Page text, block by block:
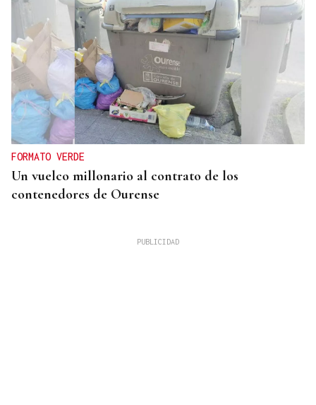
FORMATO VERDE
Un vuelco millonario al contrato de los
contenedores de Ourense